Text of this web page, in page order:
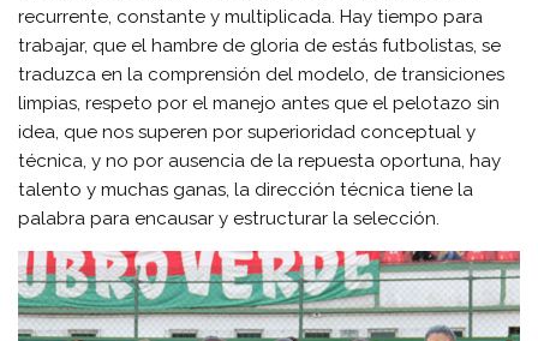
recurrente, constante y multiplicada. Hay tiempo para
trabajar, que el hambre de gloria de estás futbolistas, se
traduzca en la comprensión del modelo, de transiciones
limpias, respeto por el manejo antes que el pelotazo sin
idea, que nos superen por superioridad conceptual y
técnica, y no por ausencia de la repuesta oportuna, hay
talento y muchas ganas, la dirección técnica tiene la
palabra para encausar y estructurar la selección.